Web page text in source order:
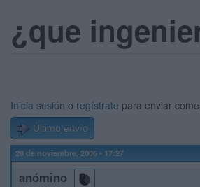
¿que
Inicia sesión o regístrate para enviar
Último envío
28 de noviembre, 2006 - 17:27
anómino